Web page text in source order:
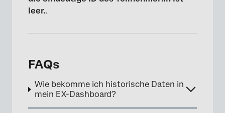
leer..
FAQs
Wie bekomme ich historische Daten in
mein EX-Dashboard?